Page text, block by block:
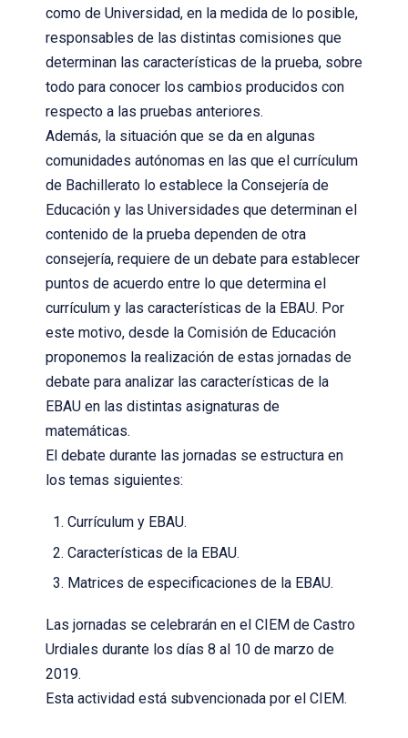
como de Universidad, en la medida de lo posible,
responsables de las distintas comisiones que
determinan las características de la prueba, sobre
todo para conocer los cambios producidos con
respecto a las pruebas anteriores.
Además, la situación que se da en algunas
comunidades autónomas en las que el currículum
de Bachillerato lo establece la Consejería de
Educación y las Universidades que determinan el
contenido de la prueba dependen de otra
consejería, requiere de un debate para establecer
puntos de acuerdo entre lo que determina el
currículum y las características de la EBAU. Por
este motivo, desde la Comisión de Educación
proponemos la realización de estas jornadas de
debate para analizar las características de la
EBAU en las distintas asignaturas de
matemáticas.
El debate durante las jornadas se estructura en
los temas siguientes:
Currículum y EBAU.
Características de la EBAU.
Matrices de especificaciones de la EBAU.
Las jornadas se celebrarán en el CIEM de Castro
Urdiales durante los días 8 al 10 de marzo de
2019.
Esta actividad está subvencionada por el CIEM.